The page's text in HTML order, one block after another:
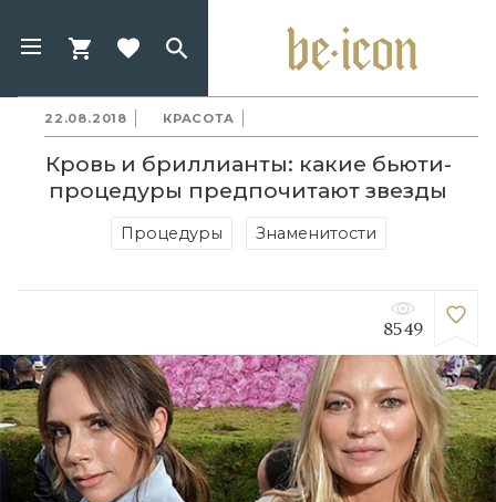
22.08.2018 КРАСОТА
Кровь и бриллианты: какие бьюти-
процедуры предпочитают звезды
Процедуры Знаменитости
8549